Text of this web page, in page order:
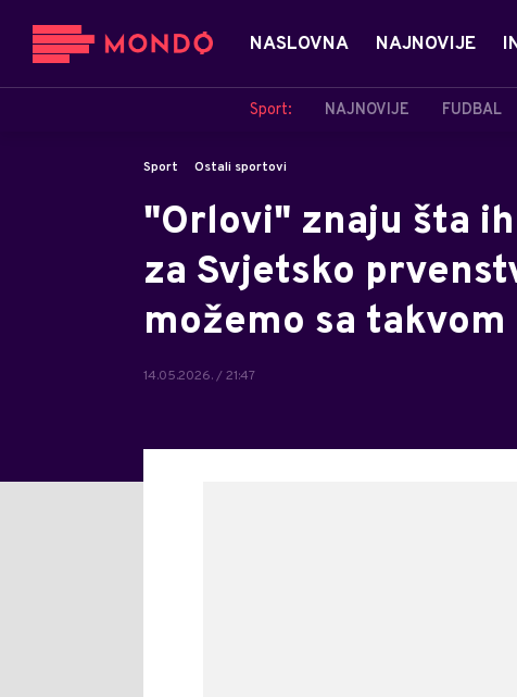
NASLOVNA NAJNOVIJE
Sport: NAJNOVIJE FUDBAL
Sport Ostali sportovi
"Orlovi" znaju šta
za Svjetsko
možemo sa
14.05.2026. / 21:47